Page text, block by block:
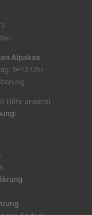
Alpakas
9–12 Uhr
Hilfe unserer
!